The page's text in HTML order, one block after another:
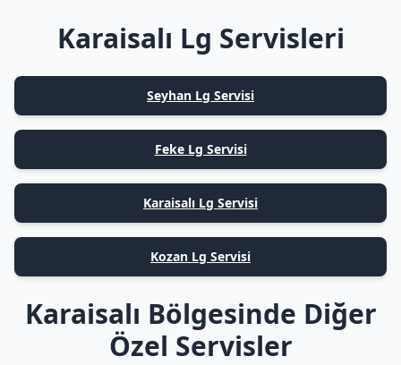
Karaisalı Lg Servisleri
Seyhan Lg Servisi
Feke Lg Servisi
Karaisalı Lg Servisi
Kozan Lg Servisi
Karaisalı Bölgesinde Diğer
Özel Servisler